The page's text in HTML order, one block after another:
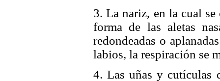
3. La nariz, en la cual
forma de las aletas
redondeadas o
labios, la respiración se
4. Las uñas y cutículas